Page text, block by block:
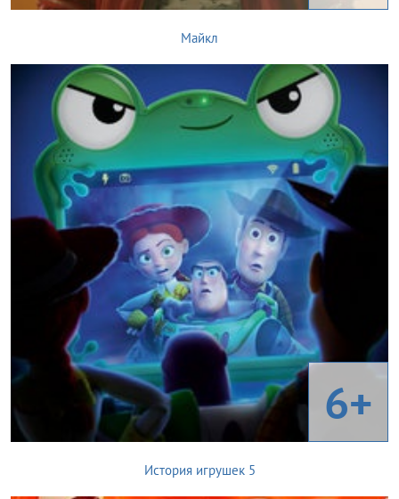
Майкл
6+
История игрушек 5